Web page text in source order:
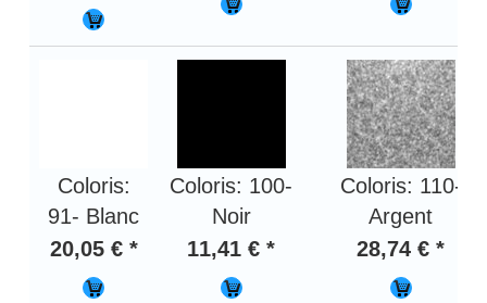
Coloris:
91- Blanc
20,05 € *
Coloris: 100-
Noir
11,41 € *
Coloris: 110-
Argent
28,74 € *